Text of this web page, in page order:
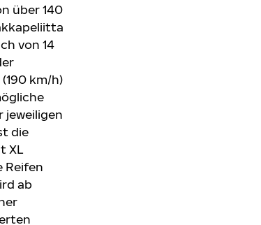
über 140
von 14
km/h)
jeweiligen
die
XL
Reifen
ab